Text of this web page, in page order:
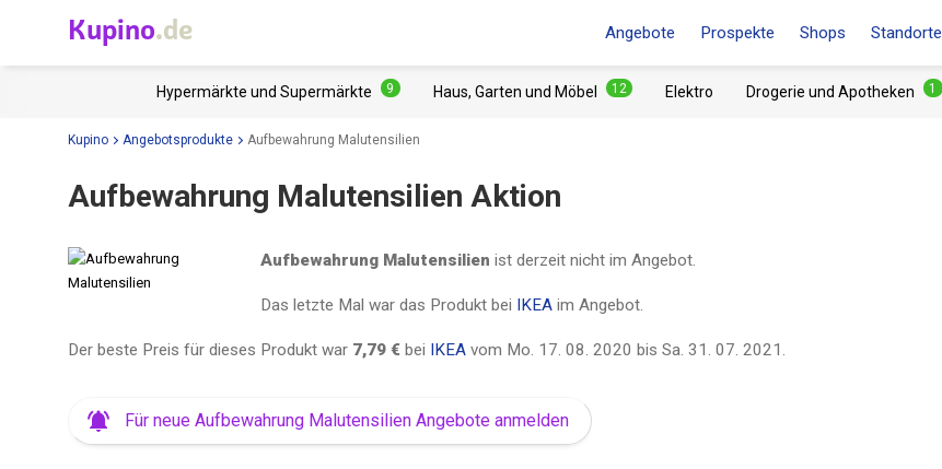
Kupino.de Angebote Prospekte Shops Standorte
Hypermärkte und Supermärkte 9 Haus, Garten und Möbel 12 Elektro Drogerie und Apotheken 1
Kupino Angebotsprodukte Aufbewahrung Malutensilien
Aufbewahrung Malutensilien Aktion
Aufbewahrung Malutensilien ist derzeit nicht im Angebot.
Das letzte Mal war das Produkt bei IKEA im Angebot.
Der beste Preis für dieses Produkt war 7,79 € bei IKEA vom Mo. 17. 08. 2020 bis Sa. 31. 07. 2021 .
Für neue Aufbewahrung Malutensilien Angebote anmelden